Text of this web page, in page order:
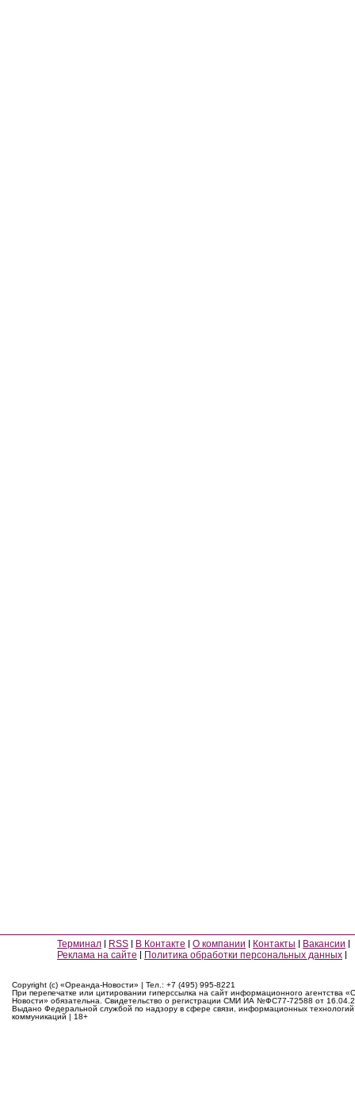
Терминал RSS В Контакте О компании Контакты
Вакансии
Реклама на сайте
Политика обработки персональных данных
Copyright (c) «Ореанда-Новости» | Тел.: +7 (495) 995-8221
При перепечатке или цитировании гиперссылка на сайт информационного агентства
Новости» обязательна. Свидетельство о регистрации СМИ ИА №ФС77-72588 от
Выдано Федеральной службой по надзору в сфере связи, информационных
коммуникаций | 18+